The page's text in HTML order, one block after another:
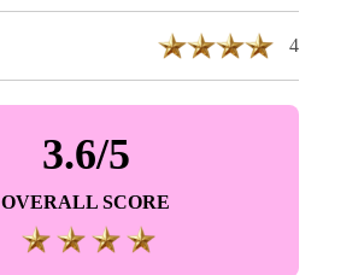
4
3.6/5
OVERALL SCORE